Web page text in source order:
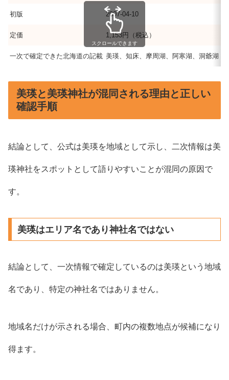
初版 2007-04-10
定価 1,153円（税込）
一次で確定できた北海道の記載 美瑛、知床、摩周湖、阿寒湖、洞爺湖
スクロールできます
美瑛と美瑛神社が混同される理由と正しい
確認手順
結論として、公式は美瑛を地域として示し、二次情報は美
瑛神社をスポットとして語りやすいことが混同の原因で
す。
美瑛はエリア名であり神社名ではない
結論として、一次情報で確定しているのは美瑛という地域
名であり、特定の神社名ではありません。
地域名だけが示される場合、町内の複数地点が候補になり
得ます。